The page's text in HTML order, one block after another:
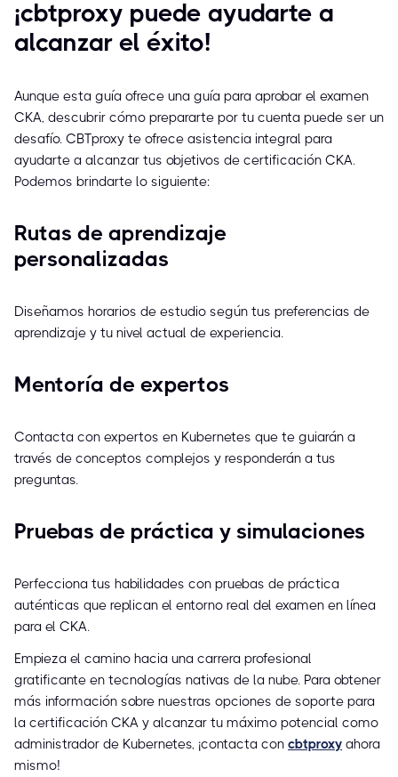
¡cbtproxy puede ayudarte a
alcanzar el éxito!
Aunque esta guía ofrece una guía para aprobar el examen
CKA, descubrir cómo prepararte por tu cuenta puede ser un
desafío. CBTproxy te ofrece asistencia integral para
ayudarte a alcanzar tus objetivos de certificación CKA.
Podemos brindarte lo siguiente:
Rutas de aprendizaje
personalizadas
Diseñamos horarios de estudio según tus preferencias de
aprendizaje y tu nivel actual de experiencia.
Mentoría de expertos
Contacta con expertos en Kubernetes que te guiarán a
través de conceptos complejos y responderán a tus
preguntas.
Pruebas de práctica y simulaciones
Perfecciona tus habilidades con pruebas de práctica
auténticas que replican el entorno real del examen en línea
para el CKA.
Empieza el camino hacia una carrera profesional
gratificante en tecnologías nativas de la nube. Para obtener
más información sobre nuestras opciones de soporte para
la certificación CKA y alcanzar tu máximo potencial como
administrador de Kubernetes, ¡contacta con cbtproxy ahora
mismo!